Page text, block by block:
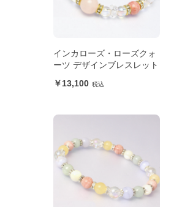
インカローズ・ローズクォ
ーツ デザインブレスレット
13,100